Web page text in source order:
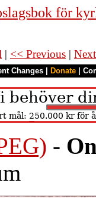
för
| << Previous |
Changes Donate
-